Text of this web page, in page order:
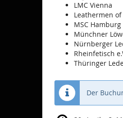
LMC Vienna
Leathermen
MSC Hamburg
Münchner
Nürnberger
Rheinfetisch
Thüringer
Der